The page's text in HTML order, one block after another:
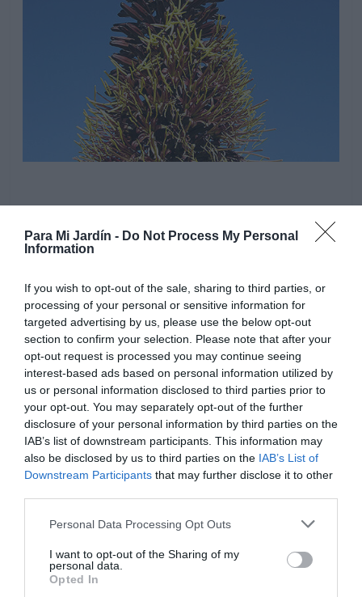
Para Mi Jardín - Do Not Process My Personal
Information
If you wish to opt-out of the sale, sharing to third parties, or
processing of your personal or sensitive information for
targeted advertising by us, please use the below opt-out
section to confirm your selection. Please note that after your
opt-out request is processed you may continue seeing
interest-based ads based on personal information utilized by
us or personal information disclosed to third parties prior to
your opt-out. You may separately opt-out of the further
disclosure of your personal information by third parties on the
IAB’s list of downstream participants. This information may
also be disclosed by us to third parties on the IAB’s List of
Downstream Participants that may further disclose it to other
Personal Data Processing Opt Outs
I want to opt-out of the Sharing of my
personal data.
Opted In
distintos tipos de suelo, pero prefiere un sustrato suelo
y arenoso, bien drenado. Queda perfecta en el suelo del
combinada con otras plantas suculentas, de condiciones
de cultivo similares. También queda muy bien en
macetas.